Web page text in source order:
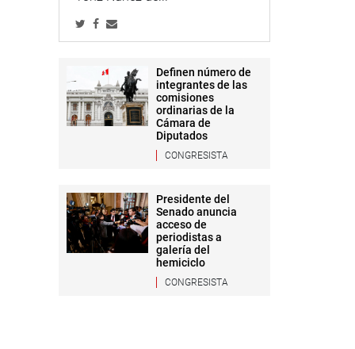
Definen número de
integrantes de las
comisiones
ordinarias de la
Cámara de
Diputados
CONGRESISTA
Presidente del
Senado anuncia
acceso de
periodistas a
galería del
hemiciclo
CONGRESISTA